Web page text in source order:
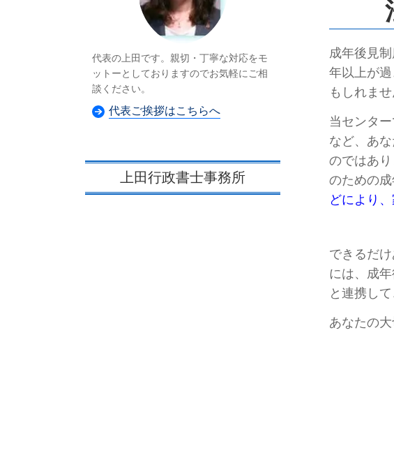
成年後見
年以上が
もしれませ
当センタ
など、 あ
のではあり
のための
どにより
できるだ
には、成
と連携し
あなたの
代表の上田です。親切・丁寧な対応をモ
ットーとしておりますのでお気軽にご相
談ください。
代表ご挨拶はこちらへ
上田行政書士事務所